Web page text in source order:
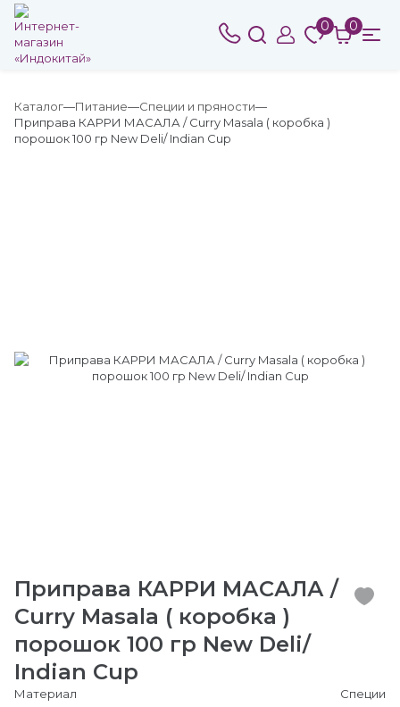
0 0
Каталог Питание
Специи и пряности
Приправа КАРРИ МАСАЛА / Curry Masala ( коробка )
порошок 100 гр New Deli/ Indian Cup
Приправа КАРРИ МАСАЛА /
Curry Masala ( коробка )
порошок 100 гр New Deli/
Indian Cup
Материал
Специи